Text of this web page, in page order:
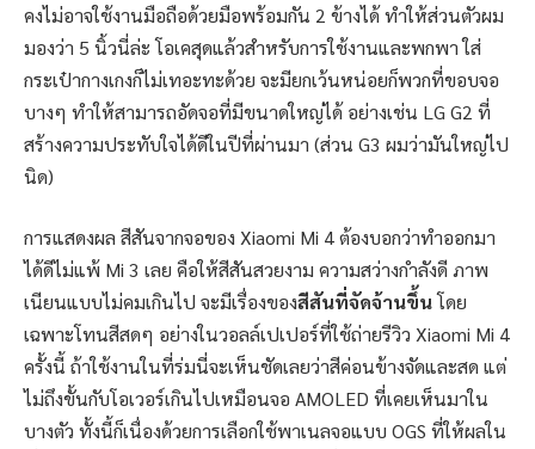
คงไม่อาจใช้งานมือถือด้วยมือพร้อมกัน 2 ข้างได้ ทำให้ส่วนตัวผม
มองว่า 5 นิ้วนี่ล่ะ โอเคสุดแล้วสำหรับการใช้งานและพกพา ใส่
กระเป๋ากางเกงก็ไม่เทอะทะด้วย จะมียกเว้นหน่อยก็พวกที่ขอบจอ
บางๆ ทำให้สามารถอัดจอที่มีขนาดใหญ่ได้ อย่างเช่น LG G2 ที่
สร้างความประทับใจได้ดีในปีที่ผ่านมา (ส่วน G3 ผมว่ามันใหญ่ไป
นิด)
การแสดงผล สีสันจากจอของ Xiaomi Mi 4 ต้องบอกว่าทำออกมา
ได้ดีไม่แพ้ Mi 3 เลย คือให้สีสันสวยงาม ความสว่างกำลังดี ภาพ
เนียนแบบไม่คมเกินไป จะมีเรื่องของสีสันที่จัดจ้านขึ้นโดย
เฉพาะโทนสีสดๆ อย่างในวอลล์เปเปอร์ที่ใช้ถ่ายรีวิว Xiaomi Mi 4
ครั้งนี้ ถ้าใช้งานในที่ร่มนี่จะเห็นชัดเลยว่าสีค่อนข้างจัดและสด แต่
ไม่ถึงขั้นกับโอเวอร์เกินไปเหมือนจอ AMOLED ที่เคยเห็นมาใน
บางตัว ทั้งนี้ก็เนื่องด้วยการเลือกใช้พาเนลจอแบบ OGS ที่ให้ผลใน